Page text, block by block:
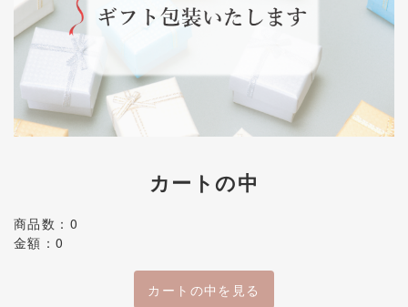
カートの中
商品数：0
金額：0
カートの中を見る